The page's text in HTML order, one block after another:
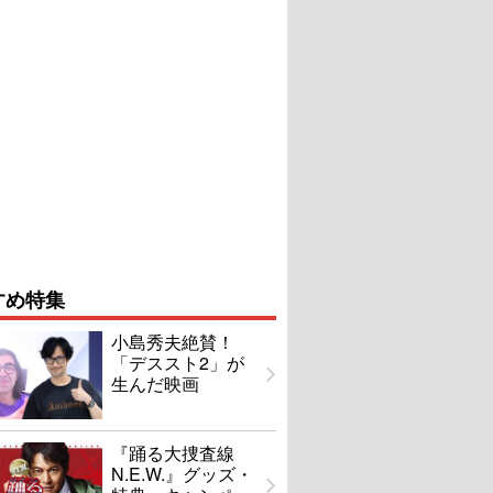
特集
小島秀夫絶賛！
「デススト2」が
生んだ映画
『踊る大捜査線
N.E.W.』グッズ・